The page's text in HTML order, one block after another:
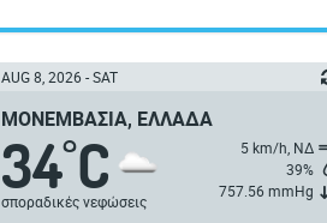
AUG 8, 2026 - SAT
ΜΟΝΕΜΒΑΣΙΆ, ΕΛΛΆΔΑ
34°C
σποραδικές νεφώσεις
5 km/h, ΝΔ
39%
757.56 mmHg